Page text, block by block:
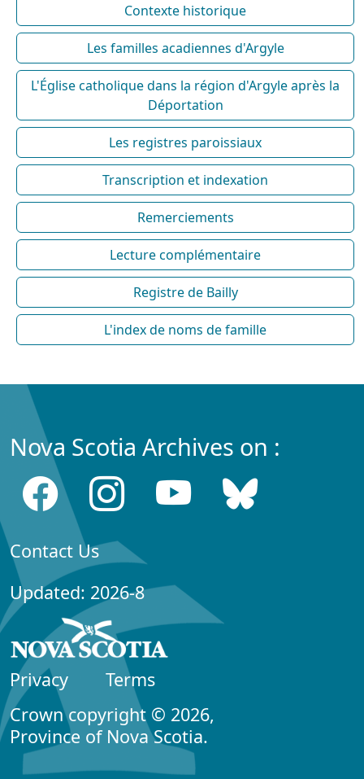
Contexte historique
Les familles acadiennes d'Argyle
L'Église catholique dans la région d'Argyle après la
Déportation
Les registres paroissiaux
Transcription et indexation
Remerciements
Lecture complémentaire
Registre de Bailly
L'index de noms de famille
Nova Scotia Archives on :
Contact Us
Updated: 2026-8
Privacy
Terms
Crown copyright © 2026,
Province of Nova Scotia.